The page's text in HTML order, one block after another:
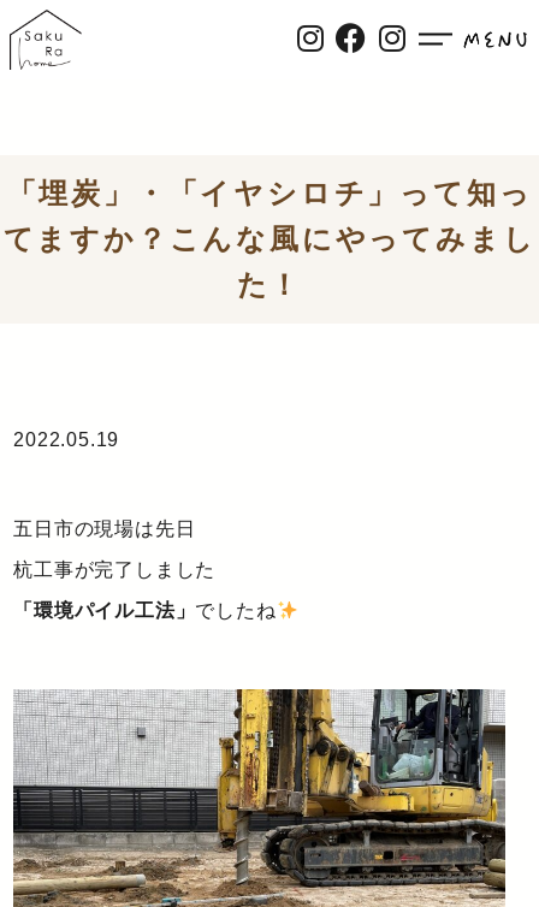
「埋炭」・「イヤシロチ」って知っ
てますか？こんな風にやってみまし
た！
2022.05.19
五日市の現場は先日
杭工事が完了しました
「環境パイル工法」 でしたね